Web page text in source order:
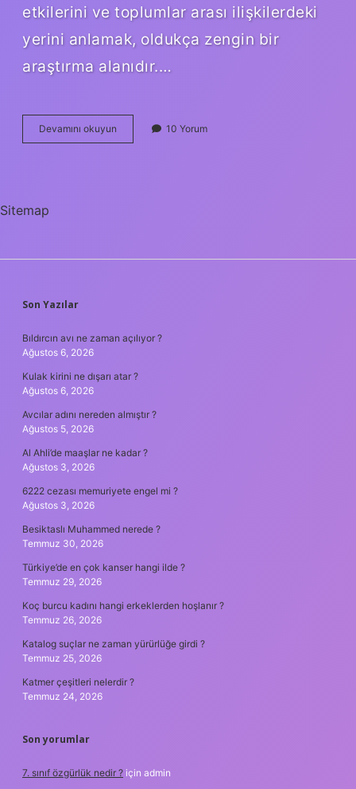
etkilerini ve toplumlar arası ilişkilerdeki
yerini anlamak, oldukça zengin bir
araştırma alanıdır.…
Devamını okuyun
Kürtçe
10 Yorum
Sitemap
SIDEBAR
Son Yazılar
Bıldırcın avı ne zaman açılıyor ?
Ağustos 6, 2026
Kulak kirini ne dışarı atar ?
Ağustos 6, 2026
Avcılar adını nereden almıştır ?
Ağustos 5, 2026
Al Ahli’de maaşlar ne kadar ?
Ağustos 3, 2026
6222 cezası memuriyete engel mi ?
Ağustos 3, 2026
Besiktaslı Muhammed nerede ?
Temmuz 30, 2026
Türkiye’de en çok kanser hangi ilde ?
Temmuz 29, 2026
Koç burcu kadını hangi erkeklerden hoşlanır ?
Temmuz 26, 2026
Katalog suçlar ne zaman yürürlüğe girdi ?
Temmuz 25, 2026
Katmer çeşitleri nelerdir ?
Temmuz 24, 2026
Son yorumlar
7. sınıf özgürlük nedir ? için admin